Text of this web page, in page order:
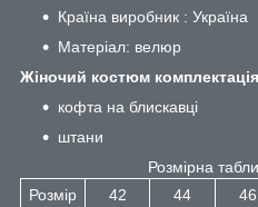
Країна виробник : Україна
Матеріал: велюр
Жіночий костюм
кофта на блискавці
штани
Розмірна
Розмір
42 44 46